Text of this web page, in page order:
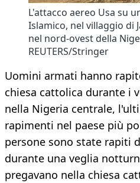
L'attacco aereo Usa su
Islamico, nel villaggio di
nel nord-ovest della
REUTERS/Stringer
Uomini armati hanno
chiesa cattolica durante i
nella Nigeria centrale,
rapimenti nel paese più
persone sono state rapiti
durante una veglia
pregavano nella chiesa